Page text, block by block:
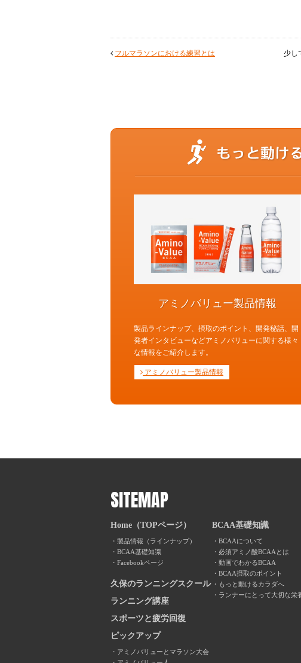
少し
フルマラソンにおける練習とは
アミノバリュー製品情報
製品ラインナップ、摂取のポイント、開発秘話、開
発者インタビューなどアミノバリューに関する様々
な情報をご紹介します。
アミノバリュー製品情報
SITEMAP
Home（TOPページ）
製品情報（ラインナップ）
BCAA基礎知識
Facebookページ
久保のランニングスクール
ランニング講座
スポーツと疲労回復
ピックアップ
アミノバリューとマラソン大会
BCAA基礎知識
BCAAについて
必須アミノ酸BCAAとは
動画でわかるBCAA
BCAA摂取のポイント
もっと動けるカラダへ
ランナーにとって大切な栄